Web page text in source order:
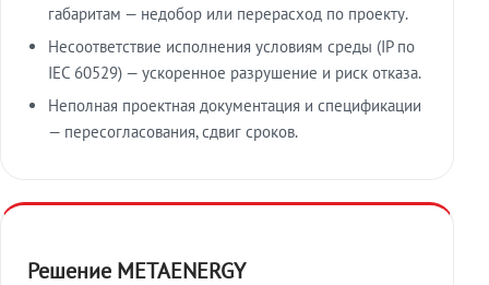
габаритам — недобор или перерасход по проекту.
Несоответствие исполнения условиям среды (IP по
IEC 60529) — ускоренное разрушение и риск отказа.
Неполная проектная документация и спецификации
— пересогласования, сдвиг сроков.
Решение METAENERGY